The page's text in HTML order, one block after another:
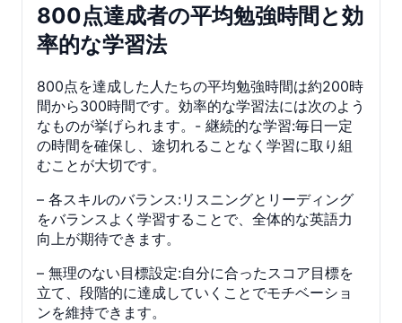
800点達成者の平均勉強時間と効
率的な学習法
800点を達成した人たちの平均勉強時間は約200時
間から300時間です。効率的な学習法には次のよう
なものが挙げられます。- 継続的な学習:毎日一定
の時間を確保し、途切れることなく学習に取り組
むことが大切です。
– 各スキルのバランス:リスニングとリーディング
をバランスよく学習することで、全体的な英語力
向上が期待できます。
– 無理のない目標設定:自分に合ったスコア目標を
立て、段階的に達成していくことでモチベーショ
ンを維持できます。